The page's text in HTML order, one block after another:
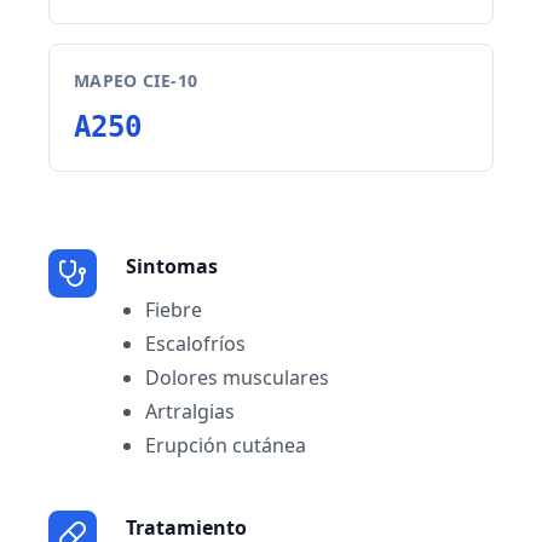
MAPEO CIE-10
A250
Sintomas
Fiebre
Escalofríos
Dolores musculares
Artralgias
Erupción cutánea
Tratamiento